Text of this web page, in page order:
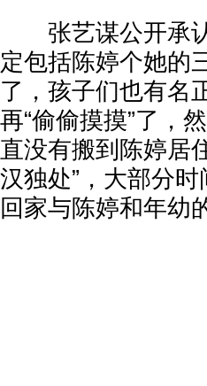
张艺谋公开承认
定包括陈婷个她的
了，孩子们也有名
再“偷偷摸摸”了，
直没有搬到陈婷居
汉独处”，大部分
回家与陈婷和年幼